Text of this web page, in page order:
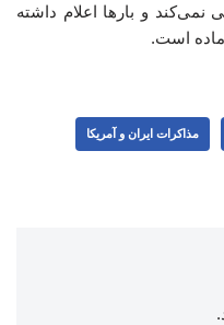
نمی‌کند و بارها اعلام داشته
است.
مذاکرات ایران و آمریکا
.